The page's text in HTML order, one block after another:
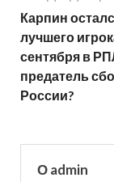
Карпин
лучшего
сентября в
предатель
России?
О admin